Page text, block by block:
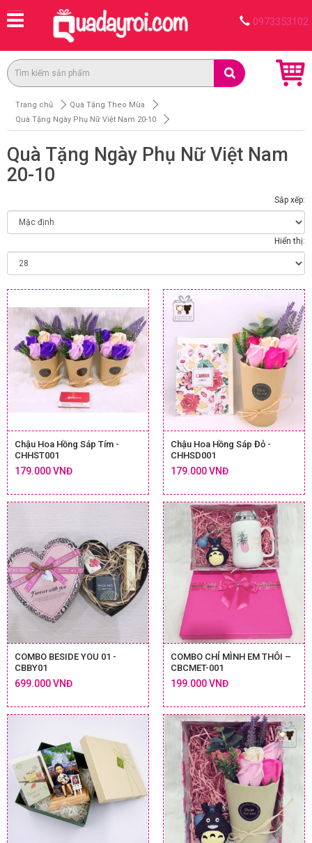
0973353102
Trang chủ
Quà Tặng Theo Mùa
Quà Tặng Ngày Phụ Nữ Việt Nam 20-10
Quà Tặng Ngày Phụ Nữ Việt Nam
20-10
Sắp xếp:
Hiển thị:
Chậu Hoa Hồng Sáp Tím -
CHHST001
179.000 VNĐ
Chậu Hoa Hồng Sáp Đỏ -
CHHSD001
179.000 VNĐ
COMBO BESIDE YOU 01 -
CBBY01
699.000 VNĐ
COMBO CHỈ MÌNH EM THÔI –
CBCMET-001
199.000 VNĐ